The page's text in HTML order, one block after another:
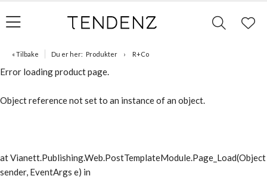
« Tilbake Du er her: Produkter R+Co
Error loading product page.
Object reference not set to an instance of an object.
at Vianett.Publishing.Web.PostTemplateModule.Page_Load(Object
sender, EventArgs e) in